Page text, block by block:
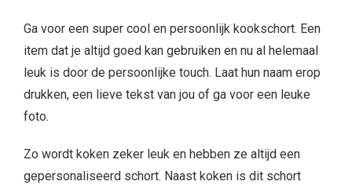
Ga voor een super cool en persoonlijk kookschort. Een
item dat je altijd goed kan gebruiken en nu al helemaal
leuk is door de persoonlijke touch. Laat hun naam erop
drukken, een lieve tekst van jou of ga voor een leuke
foto.
Zo wordt koken zeker leuk en hebben ze altijd een
gepersonaliseerd schort. Naast koken is dit schort